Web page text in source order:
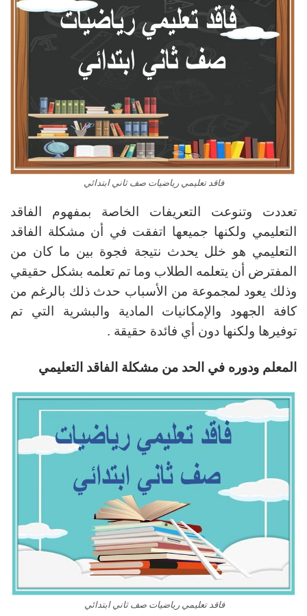
فاقد تعليمي رياضيات صف ثاني ابتدائي
تعددت وتنوعت التعريفات الخاصة بمفهوم الفاقد
التعليمي ولكنها جميعها اتفقت في أن مشكلة الفاقد
التعليمي هو خلل يحدث نتيجة فجوة بين ما كان من
المفترض أن يتعلمه الطلاب وما تم تعلمه بشكل حقيقي
وذلك يعود لمجموعة من الأسباب حدث ذلك بالرغم من
كافة الجهود والإمكانيات المادية والبشرية التي تم
توفيرها ولكنها دون أي فائدة حقيقة .
المعلم ودوره في الحد من مشكلة الفاقد التعليمي
فاقد تعليمي رياضيات صف ثاني ابتدائي